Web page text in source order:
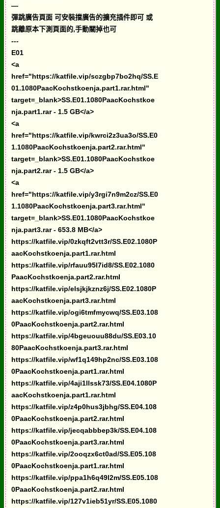
—
彈跳廣告頁面 可安裝擋廣告的擴充插件即可 或
跳離原本下測頁面的,手動關掉也可
---
E01
<a
href="https://katfile.vip/sczgbp7bo2hq/SS.E
01.1080PaacKochstkoenja.part1.rar.html"
target=_blank>SS.E01.1080PaacKochstkoe
nja.part1.rar - 1.5 GB</a>
<a
href="https://katfile.vip/kwrci2z3ua3o/SS.E0
1.1080PaacKochstkoenja.part2.rar.html"
target=_blank>SS.E01.1080PaacKochstkoe
nja.part2.rar - 1.5 GB</a>
<a
href="https://katfile.vip/y3rgi7n9m2cz/SS.E0
1.1080PaacKochstkoenja.part3.rar.html"
target=_blank>SS.E01.1080PaacKochstkoe
nja.part3.rar - 653.8 MB</a>
https://katfile.vip/0zkqft2vtt3r/SS.E02.1080P
aacKochstkoenja.part1.rar.html
https://katfile.vip/rfauu95l7id8/SS.E02.1080
PaacKochstkoenja.part2.rar.html
https://katfile.vip/elsjkjkznz6j/SS.E02.1080P
aacKochstkoenja.part3.rar.html
https://katfile.vip/ogi6tmfmycwq/SS.E03.108
0PaacKochstkoenja.part2.rar.html
https://katfile.vip/4bgeuouu88du/SS.E03.10
80PaacKochstkoenja.part3.rar.html
https://katfile.vip/wf1q149hp2nc/SS.E03.108
0PaacKochstkoenja.part1.rar.html
https://katfile.vip/4aji1llssk73/SS.E04.1080P
aacKochstkoenja.part1.rar.html
https://katfile.vip/z4p0hus3jbhg/SS.E04.108
0PaacKochstkoenja.part2.rar.html
https://katfile.vip/jecqabbbep3k/SS.E04.108
0PaacKochstkoenja.part3.rar.html
https://katfile.vip/2ooqzx6ct0ad/SS.E05.108
0PaacKochstkoenja.part1.rar.html
https://katfile.vip/ppa1h6q49l2m/SS.E05.108
0PaacKochstkoenja.part2.rar.html
https://katfile.vip/127v1ieb51yr/SS.E05.1080